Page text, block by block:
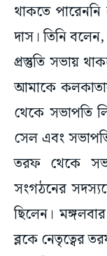
থাকতে
দাস। তিনি
প্রস্তুতি সভায়
আমাকে
থেকে সভাপতি
সেল এবং
তরফ থেকে
সংগঠনের
ছিলেন।
ব্লকে নেতৃত্বের